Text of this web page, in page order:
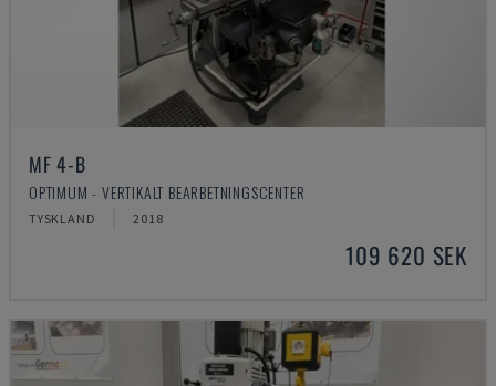
MF 4-B
OPTIMUM - VERTIKALT BEARBETNINGSCENTER
TYSKLAND 2018
109 620 SEK